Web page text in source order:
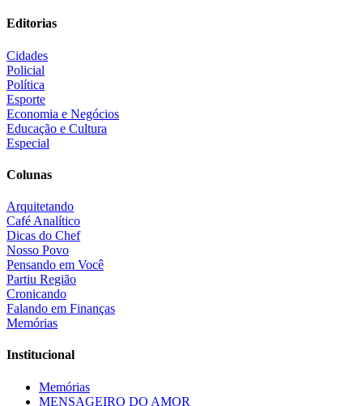
Editorias
Cidades
Policial
Política
Esporte
Economia e Negócios
Educação e Cultura
Especial
Colunas
Arquitetando
Café Analítico
Dicas do Chef
Nosso Povo
Pensando em Você
Partiu Região
Cronicando
Falando em Finanças
Memórias
Institucional
Memórias
MENSAGEIRO DO AMOR